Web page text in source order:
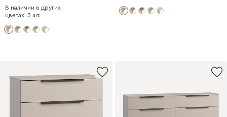
В наличии в других
цветах: 3 шт.